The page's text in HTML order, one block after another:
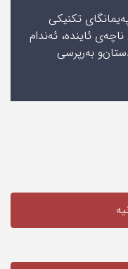
تكنیكی‌
ئاینده‌، ئه‌ندام
كوردستان‌و به‌رپرسی‌